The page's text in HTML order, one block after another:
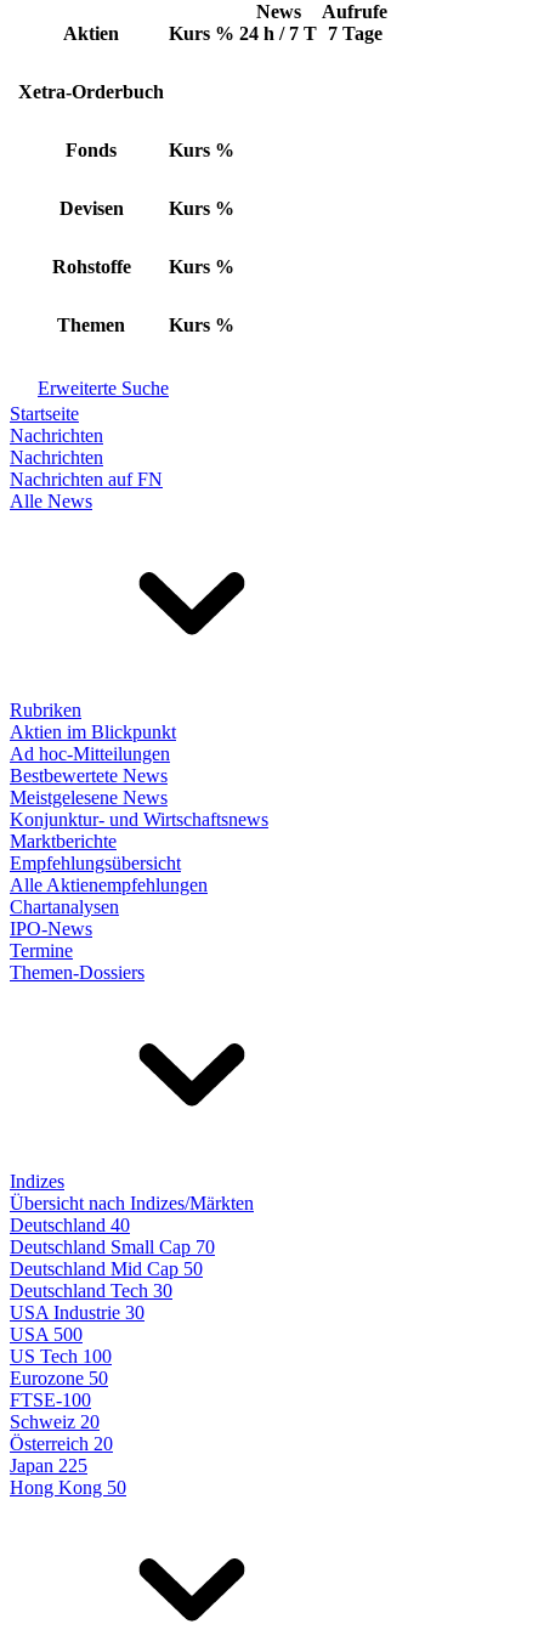
Aktien Kurs %
News
24 h / 7 T
Aufrufe
7 Tage
Xetra-Orderbuch
Fonds Kurs %
Devisen Kurs %
Rohstoffe Kurs %
Themen Kurs %
Erweiterte Suche
Startseite
Nachrichten
Nachrichten
Nachrichten auf FN
Alle News
Rubriken
Aktien im Blickpunkt
Ad hoc-Mitteilungen
Bestbewertete News
Meistgelesene News
Konjunktur- und Wirtschaftsnews
Marktberichte
Empfehlungsübersicht
Alle Aktienempfehlungen
Chartanalysen
IPO-News
Termine
Themen-Dossiers
Indizes
Übersicht nach Indizes/Märkten
Deutschland 40
Deutschland Small Cap 70
Deutschland Mid Cap 50
Deutschland Tech 30
USA Industrie 30
USA 500
US Tech 100
Eurozone 50
FTSE-100
Schweiz 20
Österreich 20
Japan 225
Hong Kong 50